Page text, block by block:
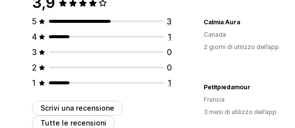
5
3
4
1
3
0
2
0
1
1
Scrivi una recensione
Tutte le recensioni
Calmia Aura
Canada
2 giorni di utilizzo dell’app
Petitpiedamour
Francia
3 mesi di utilizzo dell’app